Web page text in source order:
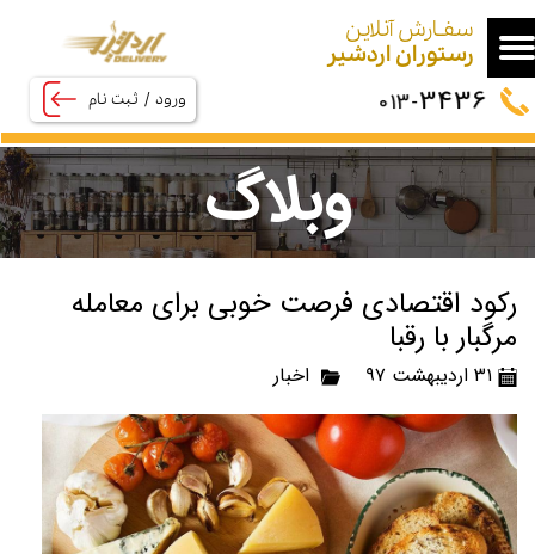
سفـارش آنلاین
​​​​​​​رستوران اردشیر
013-3436 ورود / ثبت نام
حساب کاربری من
تغییر گذر واژه
سفارشات
خروج از حساب کاربریوبلاگ
رکود اقتصادی فرصت خوبی برای معامله
مرگبار با رقبا
۳۱ اردیبهشت ۹۷ اخبار